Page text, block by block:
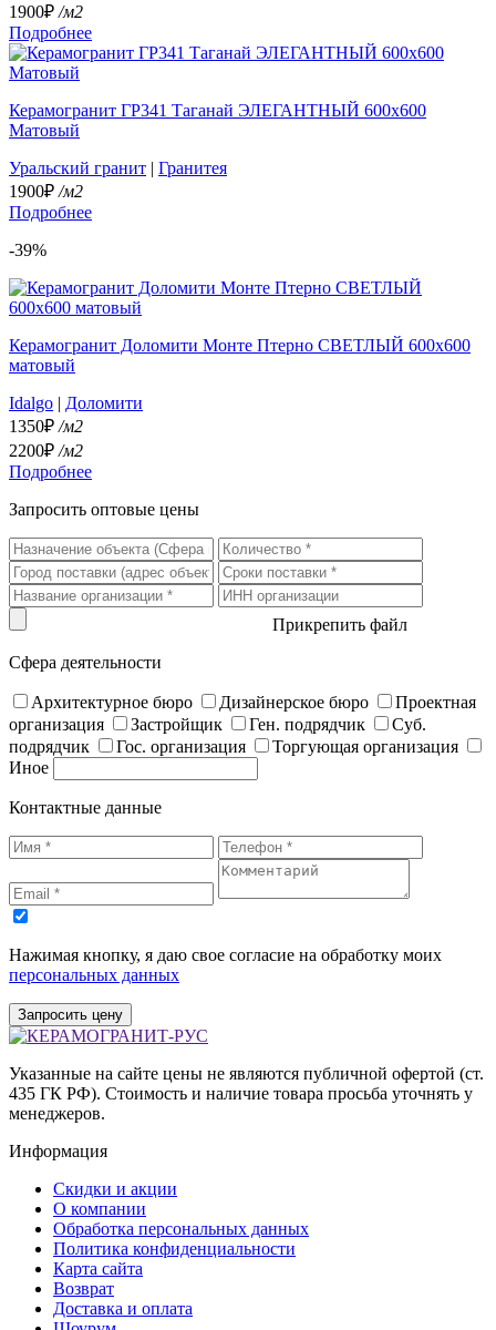
1900₽ /м2
Подробнее
Керамогранит ГР341 Таганай ЭЛЕГАНТНЫЙ 600x600
Матовый
Уральский гранит | Гранитея
1900₽ /м2
Подробнее
-39%
Керамогранит Доломити Монте Птерно СВЕТЛЫЙ 600x600
матовый
Idalgo | Доломити
1350₽ /м2
2200₽ /м2
Подробнее
Запросить оптовые цены
Прикрепить файл
Сфера деятельности
Архитектурное бюро Дизайнерское бюро
Проектная
организация
Застройщик Ген. подрядчик
Суб.
подрядчик
Гос. организация
Торгующая организация
Иное
Контактные данные
Нажимая кнопку, я даю свое согласие на обработку моих
персональных данных
Запросить цену
Указанные на сайте цены не являются публичной офертой (ст.
435 ГК РФ). Стоимость и наличие товара просьба уточнять у
менеджеров.
Информация
Скидки и акции
О компании
Обработка персональных данных
Политика конфиденциальности
Карта сайта
Возврат
Доставка и оплата